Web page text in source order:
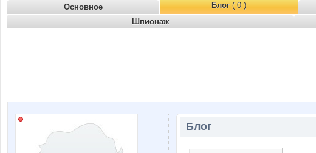
Основное Блог( 0 )
Шпионаж
Блог